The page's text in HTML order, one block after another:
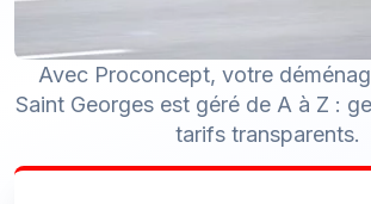
Avec Proconcept, votre
Saint Georges est géré de A à Z :
tarifs transparents.